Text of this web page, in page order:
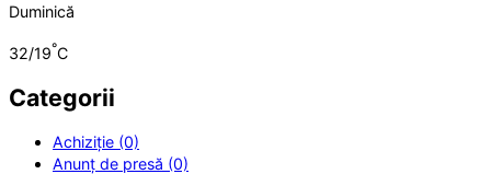
Duminică
32/19°C
Categorii
Achiziție (0)
Anunț de presă (0)